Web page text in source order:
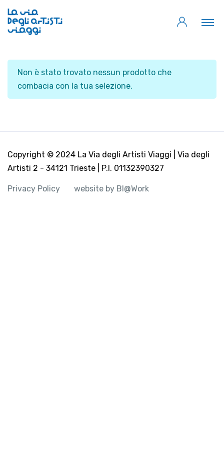
Non è stato trovato nessun prodotto che
combacia con la tua selezione.
Copyright © 2024 La Via degli Artisti Viaggi | Via degli
Artisti 2 - 34121 Trieste | P.I. 01132390327
Privacy Policy website by BI@Work